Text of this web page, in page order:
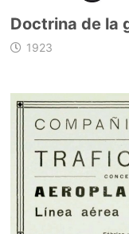
Doctrina de la
1923